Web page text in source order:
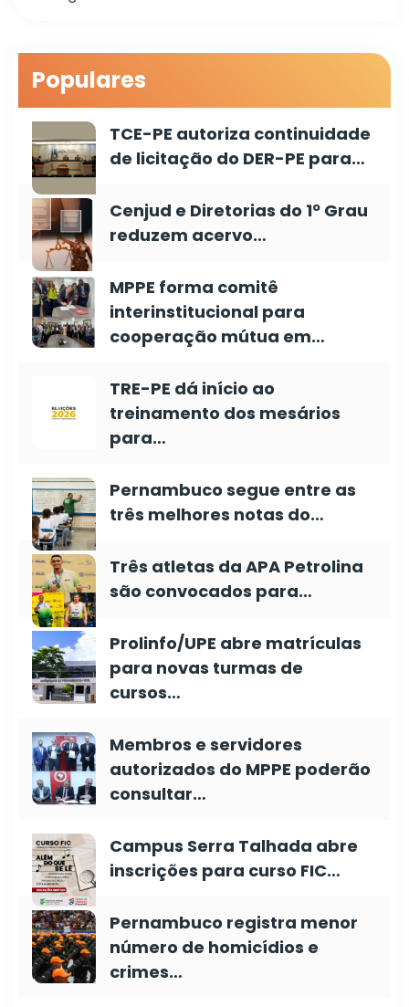
Populares
TCE-PE autoriza continuidade
de licitação do DER-PE para…
Cenjud e Diretorias do 1º Grau
reduzem acervo…
MPPE forma comitê
interinstitucional para
cooperação mútua em…
TRE-PE dá início ao
treinamento dos mesários
para…
Pernambuco segue entre as
três melhores notas do…
Três atletas da APA Petrolina
são convocados para…
Prolinfo/UPE abre matrículas
para novas turmas de
cursos…
Membros e servidores
autorizados do MPPE poderão
consultar…
Campus Serra Talhada abre
inscrições para curso FIC…
Pernambuco registra menor
número de homicídios e
crimes…